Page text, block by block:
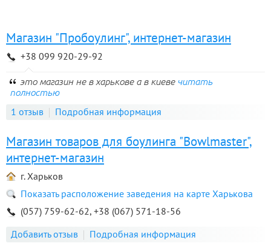
Магазин "Пробоулинг", интернет-магазин
+38 099 920-29-92
это магазин не в харькове а в киеве читать
полностью
1 отзыв Подробная информация
Магазин товаров для боулинга "Bowlmaster",
интернет-магазин
г. Харьков
Показать расположение заведения на карте Харькова
(057) 759-62-62, +38 (067) 571-18-56
Добавить отзыв
Подробная информация